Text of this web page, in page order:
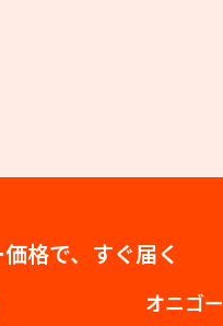
格で、すぐ届く
オニゴー